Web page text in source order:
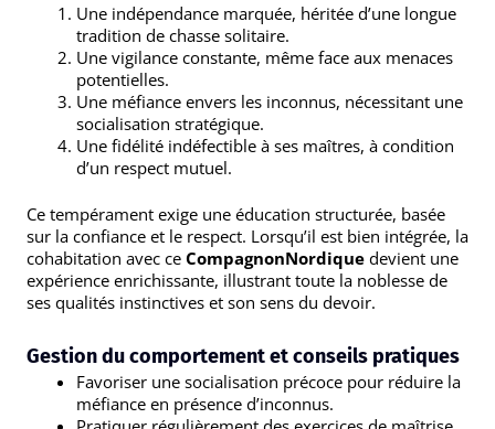
Une indépendance marquée, héritée d’une longue
tradition de chasse solitaire.
Une vigilance constante, même face aux menaces
potentielles.
Une méfiance envers les inconnus, nécessitant une
socialisation stratégique.
Une fidélité indéfectible à ses maîtres, à condition
d’un respect mutuel.
Ce tempérament exige une éducation structurée, basée
sur la confiance et le respect. Lorsqu’il est bien intégrée, la
cohabitation avec ce CompagnonNordique devient une
expérience enrichissante, illustrant toute la noblesse de
ses qualités instinctives et son sens du devoir.
Gestion du comportement et conseils pratiques
Favoriser une socialisation précoce pour réduire la
méfiance en présence d’inconnus.